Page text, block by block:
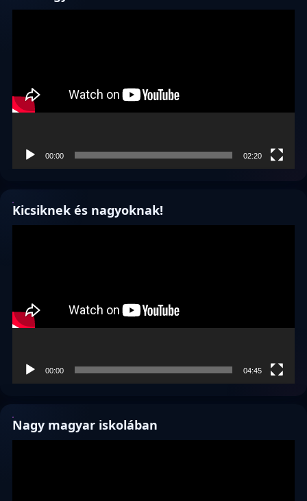
00:00 02:20
Kicsiknek és nagyoknak!
00:00 04:45
Nagy magyar iskolában